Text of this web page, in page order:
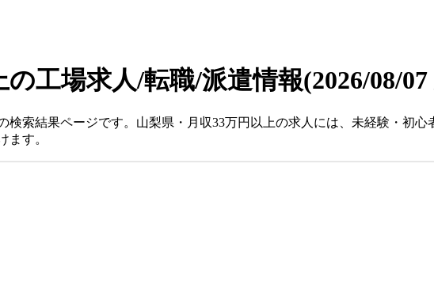
工場求人/転職/派遣情報(2026/08/
検索結果ページです。山梨県・月収33万円以上の求人には、未経験・初
ます。